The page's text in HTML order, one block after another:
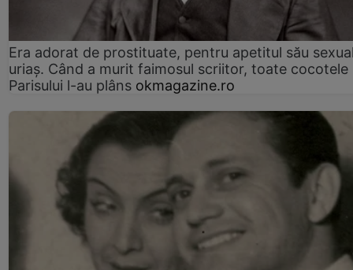
Era adorat de prostituate, pentru apetitul său
uriaș. Când a murit faimosul scriitor, toate cocotele
Parisului l-au plâns okmagazine.ro